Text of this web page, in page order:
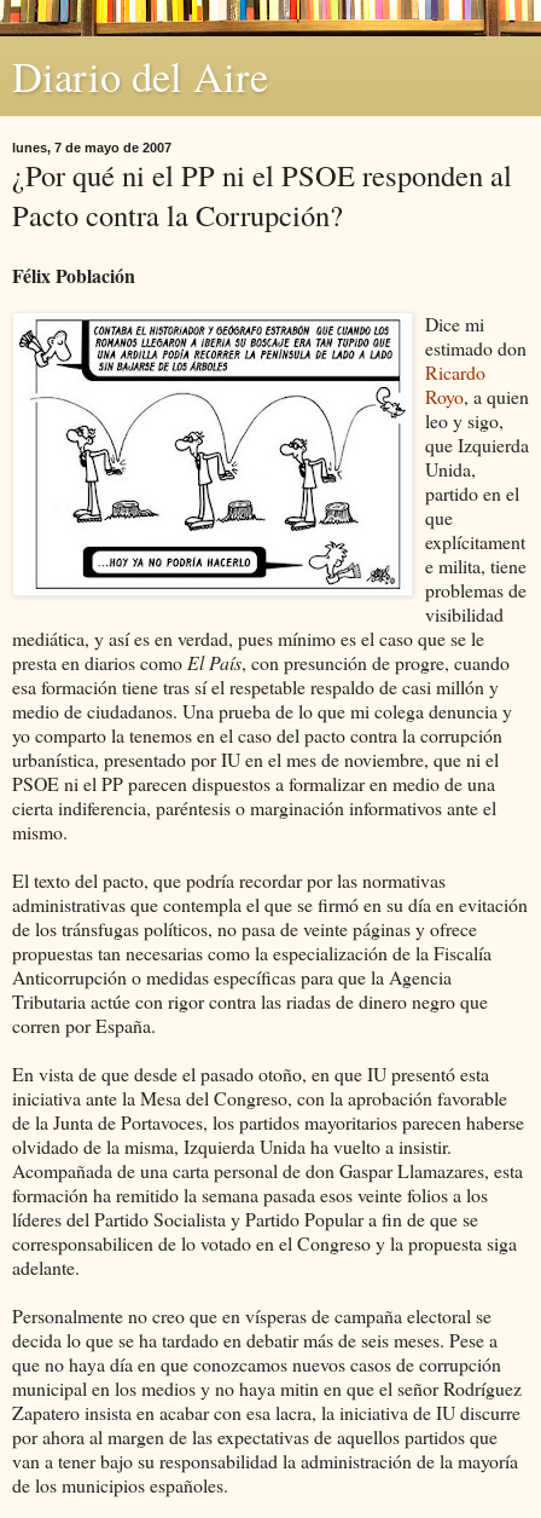
Diario del Aire
lunes, 7 de mayo de 2007
¿Por qué ni el PP ni el PSOE responden al
Pacto contra la Corrupción?
Félix Población
Dice mi
estimado don
Ricardo
Royo, a quien
leo y sigo,
que Izquierda
Unida,
partido en el
que
explícitament
e milita, tiene
problemas de
visibilidad
mediática, y así es en verdad, pues mínimo es el caso que se le
presta en diarios como El País, con presunción de progre, cuando
esa formación tiene tras sí el respetable respaldo de casi millón y
medio de ciudadanos. Una prueba de lo que mi colega denuncia y
yo comparto la tenemos en el caso del pacto contra la corrupción
urbanística, presentado por IU en el mes de noviembre, que ni el
PSOE ni el PP parecen dispuestos a formalizar en medio de una
cierta indiferencia, paréntesis o marginación informativos ante el
mismo.
El texto del pacto, que podría recordar por las normativas
administrativas que contempla el que se firmó en su día en evitación
de los tránsfugas políticos, no pasa de veinte páginas y ofrece
propuestas tan necesarias como la especialización de la Fiscalía
Anticorrupción o medidas específicas para que la Agencia
Tributaria actúe con rigor contra las riadas de dinero negro que
corren por España.
En vista de que desde el pasado otoño, en que IU presentó esta
iniciativa ante la Mesa del Congreso, con la aprobación favorable
de la Junta de Portavoces, los partidos mayoritarios parecen haberse
olvidado de la misma, Izquierda Unida ha vuelto a insistir.
Acompañada de una carta personal de don Gaspar Llamazares, esta
formación ha remitido la semana pasada esos veinte folios a los
líderes del Partido Socialista y Partido Popular a fin de que se
corresponsabilicen de lo votado en el Congreso y la propuesta siga
adelante.
Personalmente no creo que en vísperas de campaña electoral se
decida lo que se ha tardado en debatir más de seis meses. Pese a
que no haya día en que conozcamos nuevos casos de corrupción
municipal en los medios y no haya mitin en que el señor Rodríguez
Zapatero insista en acabar con esa lacra, la iniciativa de IU discurre
por ahora al margen de las expectativas de aquellos partidos que
van a tener bajo su responsabilidad la administración de la mayoría
de los municipios españoles.